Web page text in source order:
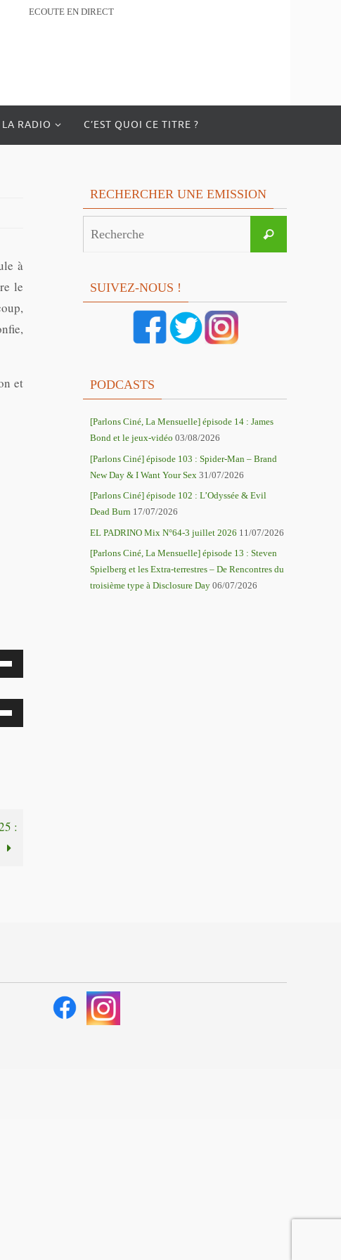
ECOUTE EN DIRECT
LA RADIO C’EST QUOI CE TITRE ?
à
le
et
:
RECHERCHER UNE EMISSION
Recherche
SUIVEZ-NOUS !
PODCASTS
[Parlons Ciné, La Mensuelle] épisode 14 : James
Bond et le jeux-vidéo 03/08/2026
[Parlons Ciné] épisode 103 : Spider-Man – Brand
New Day & I Want Your Sex 31/07/2026
[Parlons Ciné] épisode 102 : L’Odyssée & Evil
Dead Burn 17/07/2026
EL PADRINO Mix N°64-3 juillet 2026 11/07/2026
[Parlons Ciné, La Mensuelle] épisode 13 : Steven
Spielberg et les Extra-terrestres – De Rencontres du
troisième type à Disclosure Day 06/07/2026